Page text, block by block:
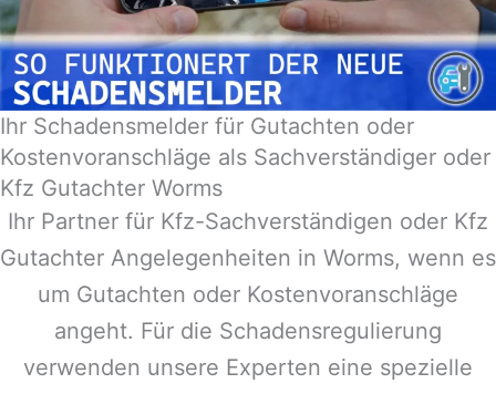
Ihr Schadensmelder für Gutachten oder
Kostenvoranschläge als Sachverständiger oder
Kfz Gutachter Worms
Ihr Partner für Kfz-Sachverständigen oder Kfz
Gutachter Angelegenheiten in Worms, wenn es
um Gutachten oder Kostenvoranschläge
angeht. Für die Schadensregulierung
verwenden unsere Experten eine spezielle